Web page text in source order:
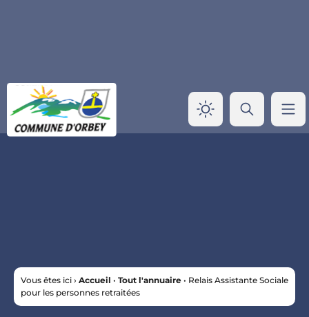
Vous êtes ici › Accueil • Tout l'annuaire • Relais Assistante Sociale
pour les personnes retraitées